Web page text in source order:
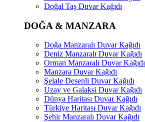
Doğal Taş Duvar Kağıdı
DOĞA & MANZARA
Doğa Manzaralı Duvar Kağıdı
Deniz Manzaralı Duvar Kağıdı
Orman Manzaralı Duvar Kağıdı
Manzara Duvar Kağıdı
Şelale Desenli Duvar Kağıdı
Uzay ve Galaksi Duvar Kağıdı
Dünya Haritası Duvar Kağıdı
Türkiye Haritası Duvar Kağıdı
Şehir Manzaralı Duvar Kağıdı